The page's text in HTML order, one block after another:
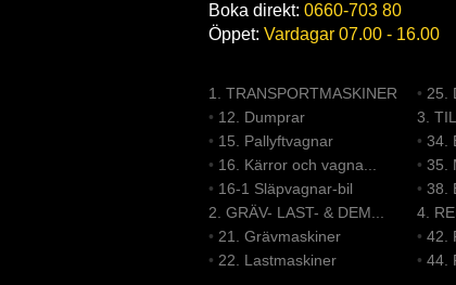
Boka direkt: 0660-703 80
Öppet: Vardagar 07.00 - 16.00
1. TRANSPORTMASKINER
• 12. Dumprar
• 15. Pallyftvagnar
• 16. Kärror och vagna...
• 16-1 Släpvagnar-bil
2. GRÄV- LAST- & DEM...
• 21. Grävmaskiner
• 22. Lastmaskiner
• 25.
3.
• 34.
• 35.
• 38.
4.
• 42.
• 44.